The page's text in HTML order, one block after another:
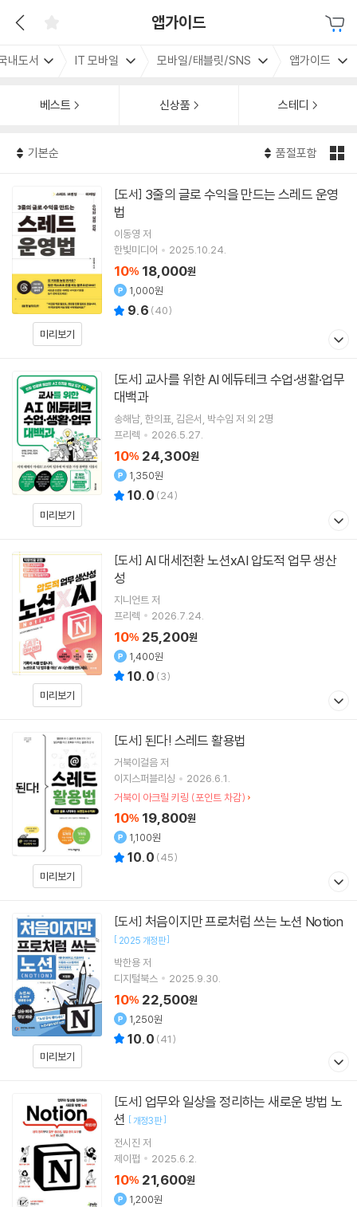
앱가이드
내도서 IT 모바일 모바일/태블릿/SNS 앱가이드
베스트 신상품 스테디
기본순 품절포함
미리보기
[도서]
법
이동영 저
한빛미디어
2025.10.24.
10% 18,000원
1,000원
9.6 (40)
미리보기
[도서]
대백과
송해남 한의표 김은서 박수임 저 외 2명
프리렉
2026.5.27.
10% 24,300원
1,350원
10.0 (24)
미리보기
[도서]
성
지니언트 저
프리렉
2026.7.24.
10% 25,200원
1,400원
10.0 (3)
미리보기
[도서] 된다! 스레드 활용법
거북이걸음저
이지스퍼블리싱
2026.6.1.
거북이 아크릴 키링 (포인트 차감)
10% 19,800원
1,100원
10.0 (45)
미리보기
[도서] 처음이지만 프로처럼 쓰는 노션 Notion
[ 2025 개정판]
박한용저
디지털북스
2025.9.30.
10% 22,500원
1,250원
10.0 (41)
[도서]
션 [개정3판]
전시진 저
제이펍
2025.6.2.
10% 21,600원
1,200원